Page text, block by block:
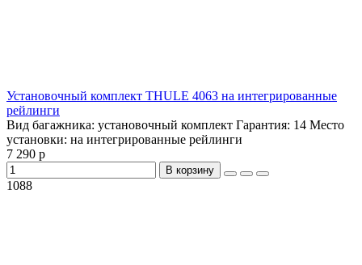
Установочный комплект THULE 4063 на интегрированные
рейлинги
Вид багажника: установочный комплект Гарантия: 14 Место
установки: на интегрированные рейлинги
7 290 р
В корзину
1088